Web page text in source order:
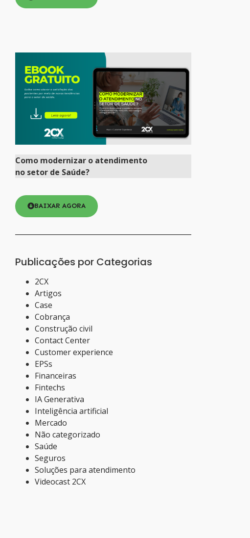
Como modernizar o atendimento
no setor de Saúde?
BAIXAR AGORA
Publicações por Categorias
2CX
Artigos
Case
Cobrança
Construção civil
Contact Center
Customer experience
EPSs
Financeiras
Fintechs
IA Generativa
Inteligência artificial
Mercado
Não categorizado
Saúde
Seguros
Soluções para atendimento
Videocast 2CX